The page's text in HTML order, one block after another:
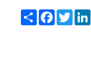
Share Facebook
Twitter